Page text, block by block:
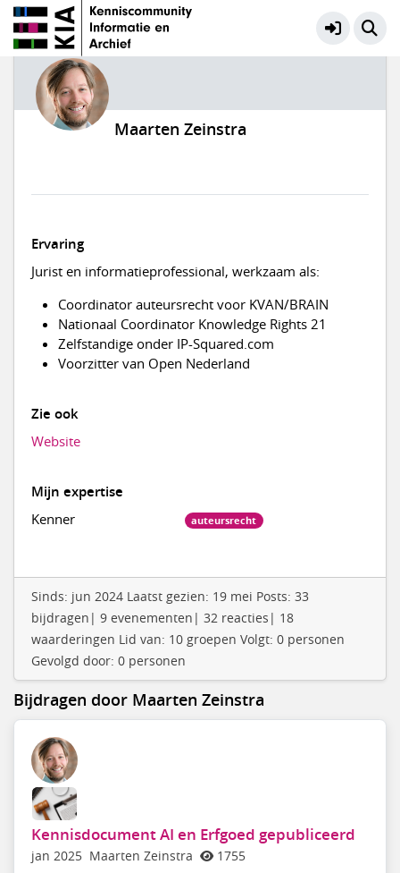
Maarten Zeinstra
Ervaring
Jurist en informatieprofessional, werkzaam als:
Coordinator auteursrecht voor KVAN/BRAIN
Nationaal Coordinator Knowledge Rights 21
Zelfstandige onder IP-Squared.com
Voorzitter van Open Nederland
Zie ook
Website
Mijn expertise
Kenner auteursrecht
Sinds: jun 2024 Laatst gezien: 19 mei Posts: 33
bijdragen| 9 evenementen| 32 reacties| 18
waarderingen Lid van: 10 groepen Volgt: 0 personen
Gevolgd door: 0 personen
Bijdragen door Maarten Zeinstra
Kennisdocument AI en Erfgoed gepubliceerd
jan 2025 Maarten Zeinstra 1755